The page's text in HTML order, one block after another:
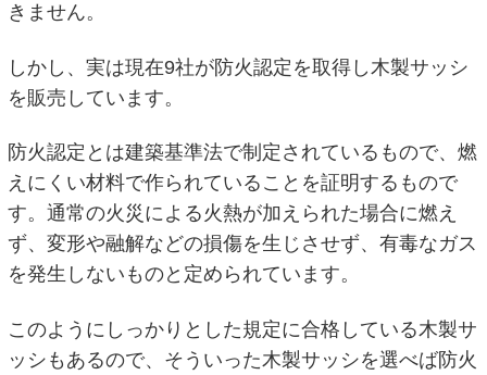
きません。
しかし、実は現在9社が防火認定を取得し木製サッシ
を販売しています。
防火認定とは建築基準法で制定されているもので、燃
えにくい材料で作られていることを証明するもので
す。通常の火災による火熱が加えられた場合に燃え
ず、変形や融解などの損傷を生じさせず、有毒なガス
を発生しないものと定められています。
このようにしっかりとした規定に合格している木製サ
ッシもあるので、そういった木製サッシを選べば防火